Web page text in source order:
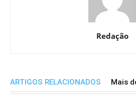
Redação
ARTIGOS RELACIONADOS Mais